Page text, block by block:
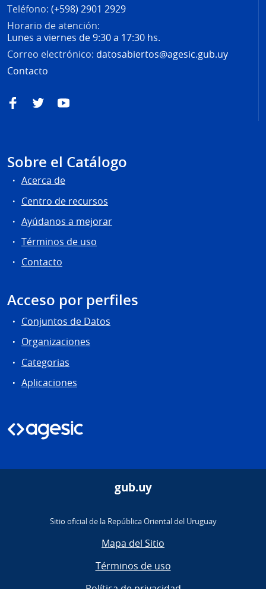
Teléfono: (+598) 2901 2929
Horario de atención:
Lunes a viernes de 9:30 a 17:30 hs.
Correo electrónico: datosabiertos@agesic.gub.uy
Contacto
FacebookTwitterYouTube
Sobre el Catálogo
Acerca de
Centro de recursos
Ayúdanos a mejorar
Términos de uso
Contacto
Acceso por perfiles
Conjuntos de Datos
Organizaciones
Categorias
Aplicaciones
gub.uy
Sitio oficial de la República Oriental del Uruguay
Mapa del Sitio
Términos de uso